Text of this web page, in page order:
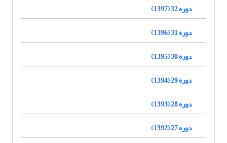
دوره 32 (1397)
دوره 31 (1396)
دوره 30 (1395)
دوره 29 (1394)
دوره 28 (1393)
دوره 27 (1392)